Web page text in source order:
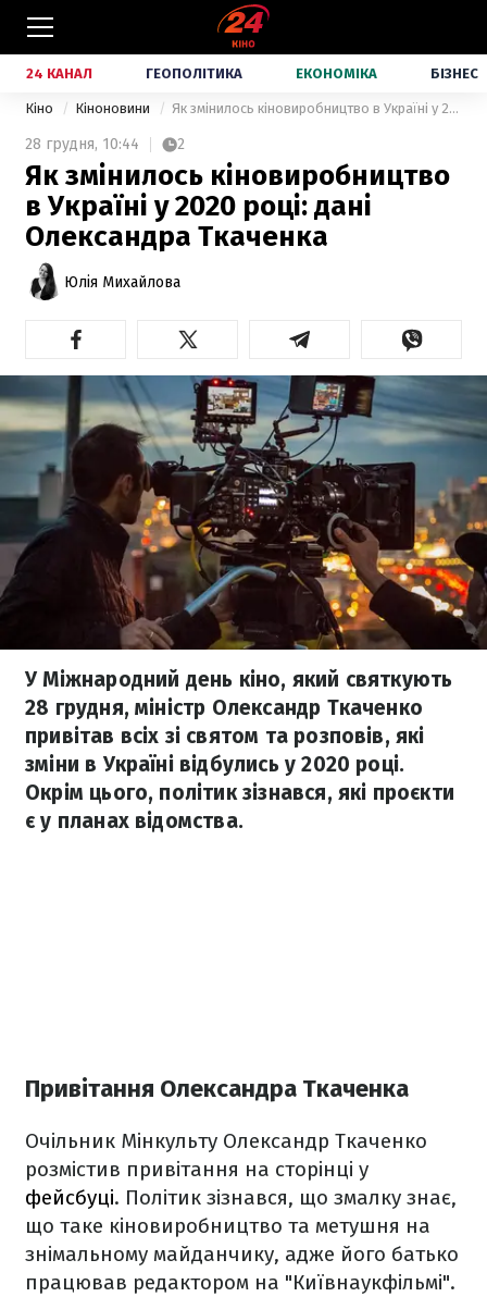
24 КАНАЛ ГЕОПОЛІТИКА ЕКОНОМІКА БІЗНЕС
Кіно Кіноновини Як змінилось кіновиробництво в Україні у 2020 році: дані Олександра Ткаченка
28 грудня, 10:44 2
Як змінилось кіновиробництво
в Україні у 2020 році: дані
Олександра Ткаченка
Юлія Михайлова
У Міжнародний день кіно, який святкують
28 грудня, міністр Олександр Ткаченко
привітав всіх зі святом та розповів, які
зміни в Україні відбулись у 2020 році.
Окрім цього, політик зізнався, які проєкти
є у планах відомства.
Привітання Олександра Ткаченка
Очільник Мінкульту Олександр Ткаченко
розмістив привітання на сторінці у
фейсбуці. Політик зізнався, що змалку знає,
що таке кіновиробництво та метушня на
знімальному майданчику, адже його батько
працював редактором на "Київнаукфільмі".